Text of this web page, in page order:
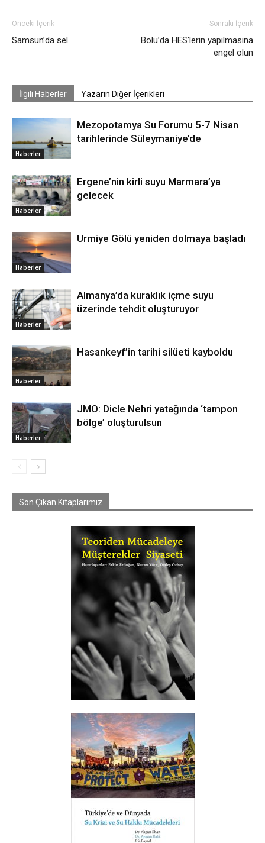
Önceki İçerik
Samsun’da sel
Sonraki İçerik
Bolu’da HES’lerin yapılmasına
engel olun
İlgili Haberler Yazarın Diğer İçerikleri
Haberler
Mezopotamya Su Forumu 5-7 Nisan
tarihlerinde Süleymaniye’de
Haberler
Ergene’nin kirli suyu Marmara’ya
gelecek
Haberler
Urmiye Gölü yeniden dolmaya başladı
Haberler
Almanya’da kuraklık içme suyu
üzerinde tehdit oluşturuyor
Haberler
Hasankeyf’in tarihi silüeti kayboldu
Haberler
JMO: Dicle Nehri yatağında ‘tampon
bölge’ oluşturulsun
Son Çıkan Kitaplarımız